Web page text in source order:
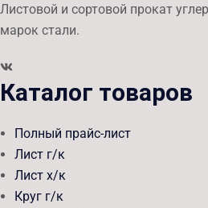
Листовой и сортовой прокат
марок стали.
Каталог товаров
Полный прайс-лист
Лист г/к
Лист х/к
Круг г/к